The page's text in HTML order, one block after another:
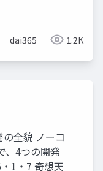
dai365 1.2K
全貌 ノーコ
、4つの開発
1・7 奇想天